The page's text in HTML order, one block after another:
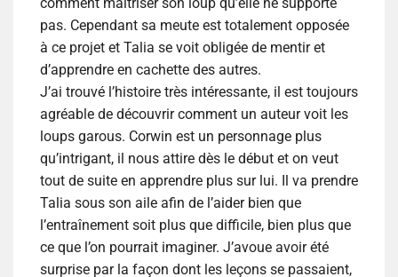
pas. Cependant sa meute est totalement opposée
à ce projet et Talia se voit obligée de mentir et
d’apprendre en cachette des autres.
J’ai trouvé l’histoire très intéressante, il est toujours
agréable de découvrir comment un auteur voit les
loups garous. Corwin est un personnage plus
qu’intrigant, il nous attire dès le début et on veut
tout de suite en apprendre plus sur lui. Il va prendre
Talia sous son aile afin de l’aider bien que
l’entraînement soit plus que difficile, bien plus que
ce que l’on pourrait imaginer. J’avoue avoir été
surprise par la façon dont les leçons se passaient,